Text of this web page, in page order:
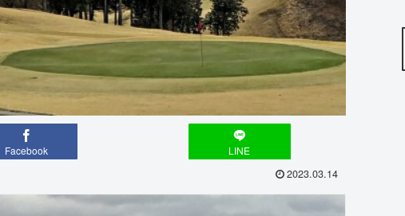
Facebook LINE
2023.03.14